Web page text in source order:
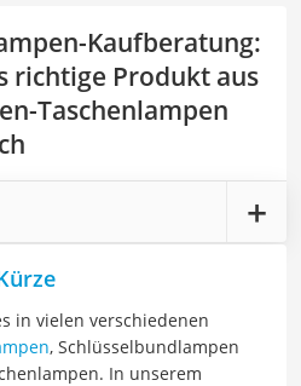
Kaufberatung:
richtige Produkt aus
Taschenlampen
in vielen verschiedenen
, Schlüsselbundlampen
In unserem